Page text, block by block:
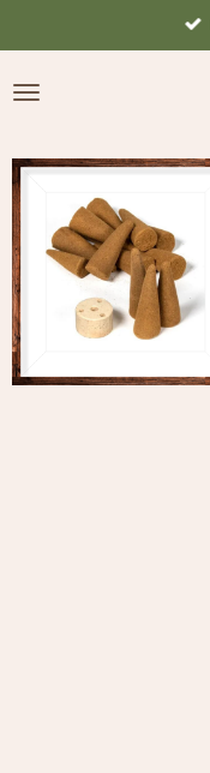
contenu